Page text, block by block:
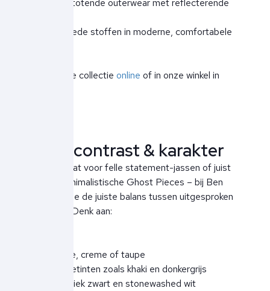
- Waterafstotende outerwear met reflecterende
- Gerecyclede stoffen in moderne, comfortabele
Bekijk nu de collectie online of in onze winkel in
Kleur, contrast & karakter
Of je nu gaat voor felle statement-jassen of juist
voor de minimalistische Ghost Pieces – bij Ben
Borst vind je de juiste balans tussen uitgesproken
en subtiel. Denk aan:
Beige, creme of taupe
Aardetinten zoals khaki en donkergrijs
Klassiek zwart en stonewashed wit